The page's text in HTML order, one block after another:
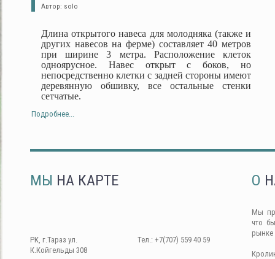
Автор: solo
Длина открытого навеса для молодняка (также и
других навесов на ферме) составляет 40 метров
при ширине 3 метра. Расположение клеток
одноярусное. Навес открыт с боков, но
непосредственно клетки с задней стороны имеют
деревянную обшивку, все остальные стенки
сетчатые.
Подробнее...
МЫ НА КАРТЕ
РК, г.Тараз ул.
К.Койгельды 308
Тел.: +7(707) 559 40 59
О
Мы
что
рынке